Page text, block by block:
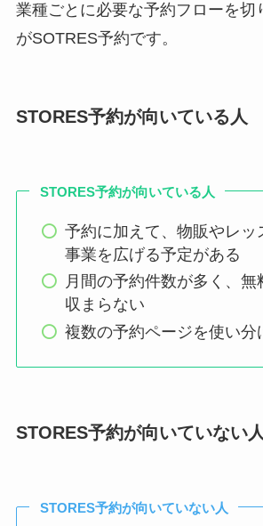
業種ごとに必要な予約フローを切
がSOTRES予約です。
STORES予約が向いている人
STORES予約が向いている人
予約に加えて、物販やレッ
事業を広げる予定がある
月間の予約件数が多く、無
収まらない
複数の予約ページを使い分
STORES予約が向いていない人
STORES予約が向いていない人